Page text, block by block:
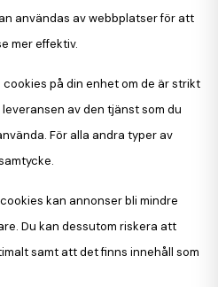
användas av webbplatser för att
mer effektiv.
på din enhet om de är strikt
av den tjänst som du
För alla andra typer av
kan annonser bli mindre
Du kan dessutom riskera att
samt att det finns innehåll som